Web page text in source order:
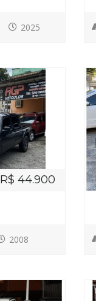
2025
R$ 44.900
2008